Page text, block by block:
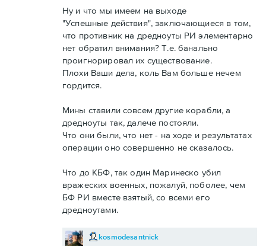
Ну и что мы имеем на выходе
"Успешные действия", заключающиеся в том,
что противник на дредноуты РИ элементарно
нет обратил внимания? Т.е. банально
проигнорировал их существование.
Плохи Ваши дела, коль Вам больше нечем
гордится.
Мины ставили совсем другие корабли, а
дредноуты так, далече постояли.
Что они были, что нет - на ходе и результатах
операции оно совершенно не сказалось.
Что до КБФ, так один Маринеско убил
вражеских военных, пожалуй, поболее, чем
БФ РИ вместе взятый, со всеми его
дредноутами.
kosmodesantnick